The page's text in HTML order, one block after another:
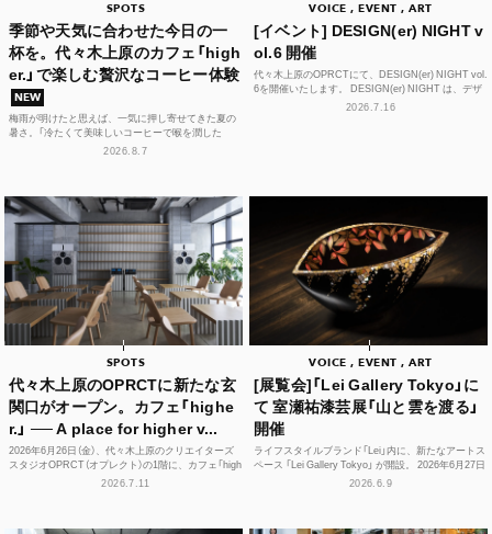
SPOTS
季節や天気に合わせた今日の一
杯を。代々木上原のカフェ「high
er.」で楽しむ贅沢なコーヒー体験
NEW
梅雨が明けたと思えば、一気に押し寄せてきた夏の
暑さ。「冷たくて美味しいコーヒーで喉を潤した
い！」そんな思いを叶えてくれるカフェが、この夏、
2026.8.7
VOICE , EVENT , ART
[イベント] DESIGN(er) NIGHT v
ol.6 開催
代々木上原のOPRCTにて、DESIGN(er) NIGHT vol.
6を開催いたします。 DESIGN(er) NIGHT は、デザ
イナー、デザインに...2026.7.16
SPOTS
代々木上原のOPRCTに新たな玄
関口がオープン。カフェ「highe
r.」 ── A place for higher v...
2026年6月26日（金）、代々木上原のクリエイターズ
スタジオOPRCT（オプレクト）の1階に、カフェ「high
er.」（ハイアー）がグランドオープンし...
2026.7.11
VOICE , EVENT , ART
[展覧会]「Lei Gallery Tokyo」に
て 室瀬祐漆芸展「山と雲を渡る」
開催
ライフスタイルブランド「Lei」内に、新たなアートス
ペース 「Lei Gallery Tokyo」 が開設。 2026年6月27日
（土）から、初の企画展...2026.6.9